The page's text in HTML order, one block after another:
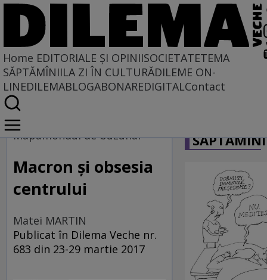
Home EDITORIALE ȘI OPINIISOCIETATETEMA
SĂPTĂMÎNIILA ZI ÎN CULTURĂDILEME ON-
LINEDILEMABLOGABONAREDIGITALContact
Home
EDITORIALE ȘI OPINII
PE CE LUME TRĂIM
Mapamondul de buzunar
Macron şi obsesia
centrului
Matei MARTIN
Publicat în Dilema Veche nr.
683 din 23-29 martie 2017